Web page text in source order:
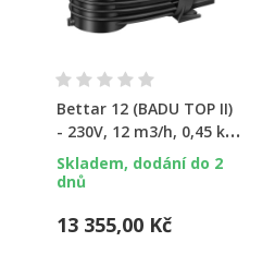
Bettar 12 (BADU TOP II)
- 230V, 12 m3/h, 0,45 kW
(BADU TOP II)
Skladem, dodání do 2
dnů
13 355,00 Kč